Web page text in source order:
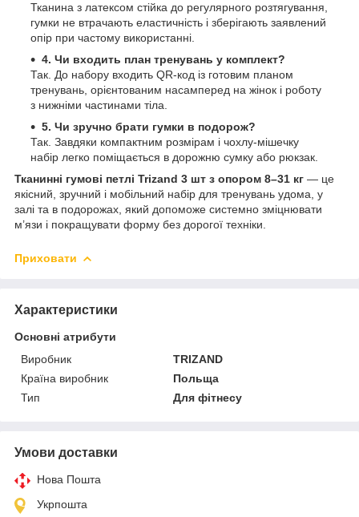
Тканина з латексом стійка до регулярного розтягування,
гумки не втрачають еластичність і зберігають заявлений
опір при частому використанні.
4. Чи входить план тренувань у комплект?
Так. До набору входить QR-код із готовим планом
тренувань, орієнтованим насамперед на жінок і роботу
з нижніми частинами тіла.
5. Чи зручно брати гумки в подорож?
Так. Завдяки компактним розмірам і чохлу-мішечку
набір легко поміщається в дорожню сумку або рюкзак.
Тканинні гумові петлі Trizand 3 шт з опором 8–31 кг — це
якісний, зручний і мобільний набір для тренувань удома, у
залі та в подорожах, який допоможе системно зміцнювати
м’язи і покращувати форму без дорогої техніки.
Приховати
Характеристики
Основні атрибути
Виробник
TRIZAND
Країна виробник
Польща
Тип
Для фітнесу
Умови доставки
Нова Пошта
Укрпошта